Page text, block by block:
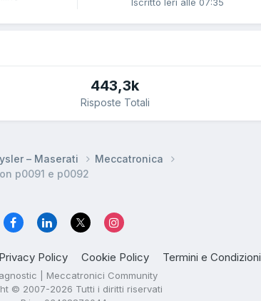
Iscritto Ieri alle 07:35
443,3k
Risposte Totali
– Maserati
Meccatronica
p0091 e p0092
Privacy Policy Cookie Policy Termini e Condizioni
| Meccatronici Community
© 2007-2026 Tutti i diritti riservati